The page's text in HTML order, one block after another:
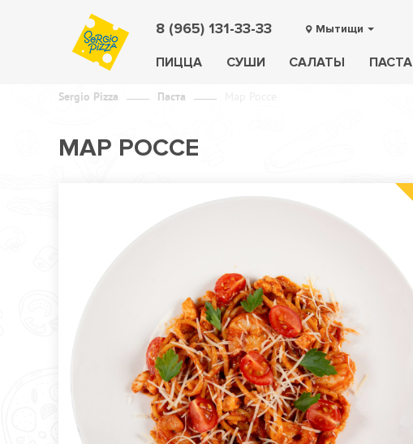
8 (965) 131-33-33 Мытищи
ПИЦЦА СУШИ САЛАТЫ ПАСТА
Sergio Pizza Паста
МАР РОССЕ